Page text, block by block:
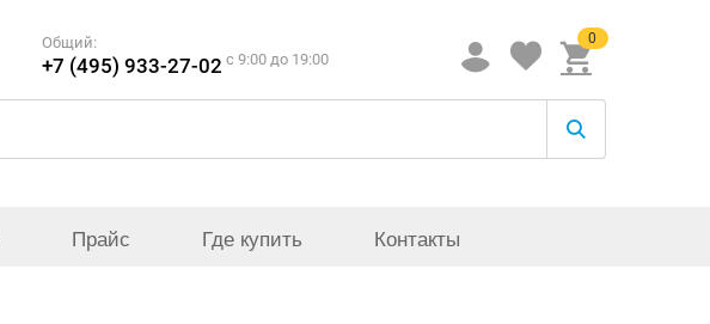
Общий:
+7 (495) 933-27-02 c 9:00 до 19:00
0
Прайс Где купить Контакты